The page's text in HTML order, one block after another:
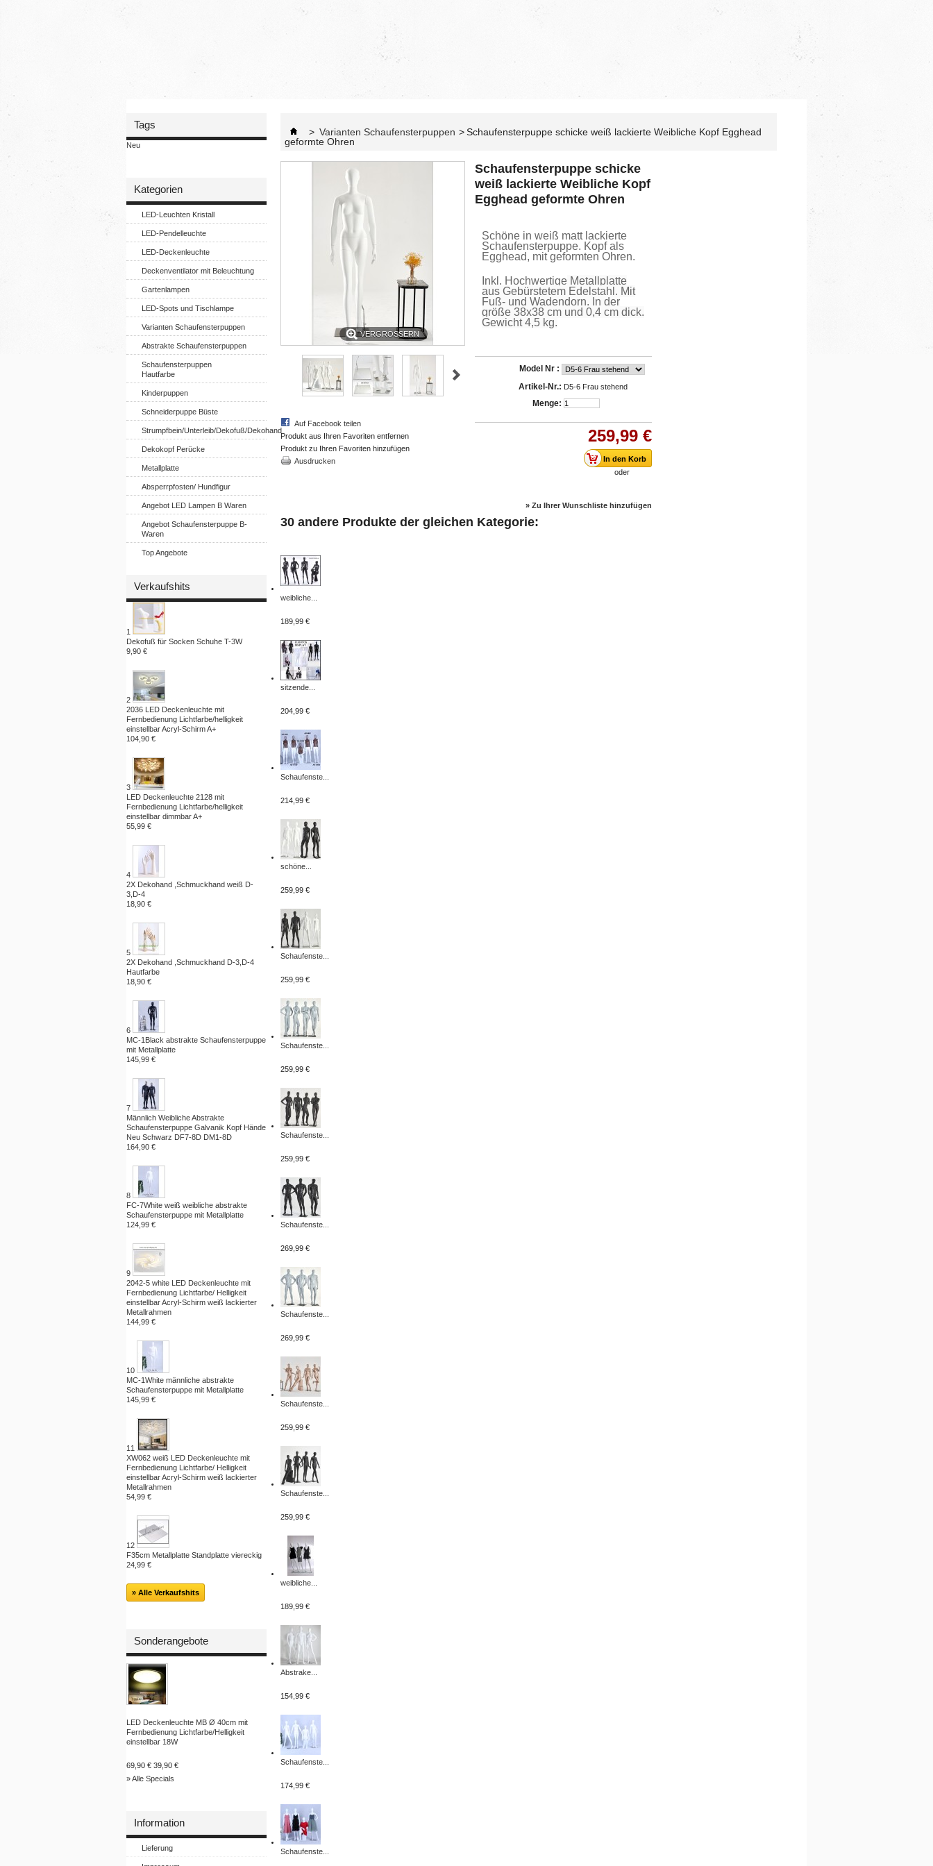
Tags
Neu
Kategorien
LED-Leuchten Kristall
LED-Pendelleuchte
LED-Deckenleuchte
Deckenventilator mit Beleuchtung
Gartenlampen
LED-Spots und Tischlampe
Varianten Schaufensterpuppen
Abstrakte Schaufensterpuppen
Schaufensterpuppen
Hautfarbe
Kinderpuppen
Schneiderpuppe Büste
Strumpfbein/Unterleib/Dekofuß/Dekohand
Dekokopf Perücke
Metallplatte
Absperrpfosten/ Hundfigur
Angebot LED Lampen B Waren
Angebot Schaufensterpuppe B-
Waren
Top Angebote
Verkaufshits
1
Dekofuß für Socken Schuhe T-3W
9,90 €
2
2036 LED Deckenleuchte mit
Fernbedienung Lichtfarbe/helligkeit
einstellbar Acryl-Schirm A+
104,90 €
3
LED Deckenleuchte 2128 mit
Fernbedienung Lichtfarbe/helligkeit
einstellbar dimmbar A+
55,99 €
4
2X Dekohand ,Schmuckhand weiß D-
3,D-4
18,90 €
5
2X Dekohand ,Schmuckhand D-3,D-4
Hautfarbe
18,90 €
6
MC-1Black abstrakte Schaufensterpuppe
mit Metallplatte
145,99 €
7
Männlich Weibliche Abstrakte
Schaufensterpuppe Galvanik Kopf Hände
Neu Schwarz DF7-8D DM1-8D
164,90 €
8
FC-7White weiß weibliche abstrakte
Schaufensterpuppe mit Metallplatte
124,99 €
9
2042-5 white LED Deckenleuchte mit
Fernbedienung Lichtfarbe/ Helligkeit
einstellbar Acryl-Schirm weiß lackierter
Metallrahmen
144,99 €
10
MC-1White männliche abstrakte
Schaufensterpuppe mit Metallplatte
145,99 €
11
XW062 weiß LED Deckenleuchte mit
Fernbedienung Lichtfarbe/ Helligkeit
einstellbar Acryl-Schirm weiß lackierter
Metallrahmen
54,99 €
12
F35cm Metallplatte Standplatte viereckig
24,99 €
» Alle Verkaufshits
Sonderangebote
LED Deckenleuchte MB Ø 40cm mit
Fernbedienung Lichtfarbe/Helligkeit
einstellbar 18W
69,90 € 39,90 €
» Alle Specials
Information
Lieferung
> Varianten Schaufensterpuppen >Schaufensterpuppe schicke weiß lackierte Weibliche Kopf Egghead
geformte Ohren
VERGRÖSSERN
Auf Facebook teilen
Produkt aus Ihren Favoriten entfernen
Produkt zu Ihren Favoriten hinzufügen
Ausdrucken
Schaufensterpuppe schicke
weiß lackierte Weibliche Kopf
Egghead geformte Ohren
Schöne in weiß matt lackierte
Schaufensterpuppe. Kopf als
Egghead, mit geformten Ohren.
Inkl. Hochwertige Metallplatte
aus Gebürstetem Edelstahl. Mit
Fuß- und Wadendorn. In der
größe 38x38 cm und 0,4 cm dick.
Gewicht 4,5 kg.
Model Nr :
Artikel-Nr.: D5-6 Frau stehend
Menge:
259,99 €
oder
» Zu Ihrer Wunschliste hinzufügen
30 andere Produkte der gleichen Kategorie:
weibliche...
189,99 €
sitzende...
204,99 €
Schaufenste...
214,99 €
schöne...
259,99 €
Schaufenste...
259,99 €
Schaufenste...
259,99 €
Schaufenste...
259,99 €
Schaufenste...
269,99 €
Schaufenste...
269,99 €
Schaufenste...
259,99 €
Schaufenste...
259,99 €
weibliche...
189,99 €
Abstrake...
154,99 €
Schaufenste...
174,99 €
Schaufenste...